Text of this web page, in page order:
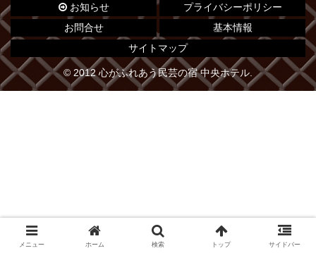
お知らせ
プライバシーポリシー
お問合せ
基本情報
サイトマップ
© 2012 心がふれあう民芸の宿 中央ホテル.
メニュー ホーム 検索 トップ サイドバー